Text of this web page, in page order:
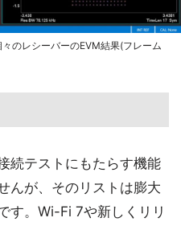
のレシーバーのEVM結果(フレーム
続テストにもたらす機能
んが、そのリストは膨大
す。Wi-Fi 7や新しくリリ